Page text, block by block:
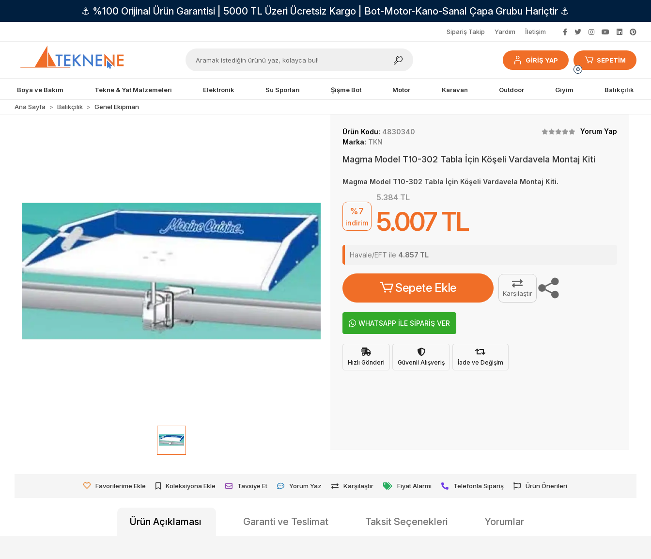
⚓ %100 Orijinal Ürün Garantisi | 5000 TL Üzeri Ücretsiz Kargo | Bot-Motor-Kano-Sanal Çapa Grubu Hariçtir ⚓
Sipariş Takip Yardım İletişim
GİRİŞ YAP
0
SEPETİM
Boya ve Bakım Tekne & Yat Malzemeleri Elektronik Su Sporları Şişme Bot Motor Karavan Outdoor Giyim Balıkçılık
Ana Sayfa Balıkçılık Genel Ekipman
Ürün Kodu: 4830340
Yorum Yap
Marka: TKN
Magma Model T10-302 Tabla İçin Köşeli Vardavela Montaj Kiti
Magma Model T10-302 Tabla İçin Köşeli Vardavela Montaj Kiti.
%7
indirim
5.384 TL
5.007 TL
Havale/EFT ile 4.857 TL
Sepete Ekle Karşılaştır
WHATSAPP İLE SİPARİŞ VER
Hızlı Gönderi Güvenli Alışveriş İade ve Değişim
Favorilerime Ekle Koleksiyona Ekle Tavsiye Et Yorum Yaz Karşılaştır Fiyat Alarmı Telefonla Sipariş Ürün Önerileri
Ürün Açıklaması Garanti ve Teslimat Taksit Seçenekleri Yorumlar